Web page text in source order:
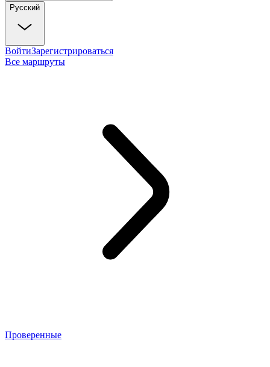
Русский
ВойтиЗарегистрироваться
Все маршруты
Проверенные